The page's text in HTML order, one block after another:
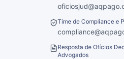
Time de Compliance e
Resposta de Ofícios
Advogados